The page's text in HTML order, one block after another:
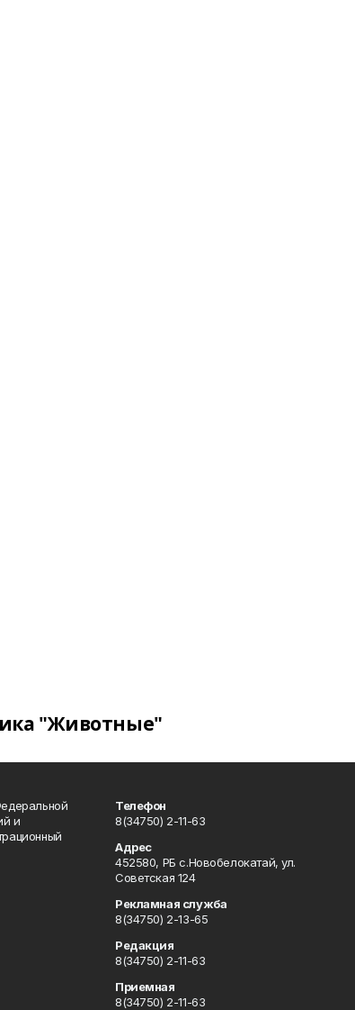
"Животные"
и
Телефон
8(34750) 2-11-63
Адрес
452580, РБ с.Новобелокатай, ул.
Советская 124
Рекламная служба
8(34750) 2-13-65
Редакция
8(34750) 2-11-63
Приемная
8(34750) 2-11-63